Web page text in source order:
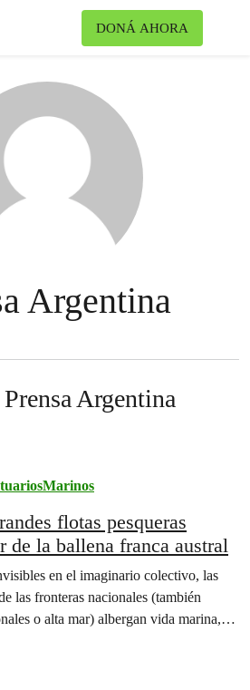
DONÁ AHORA
Argentina
Argentina
flotas pesqueras
de la ballena franca austral
en el imaginario colectivo, las
las fronteras nacionales (también
o alta mar) albergan vida marina,…